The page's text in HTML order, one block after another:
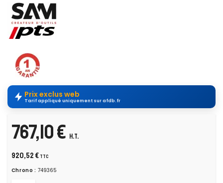
Prix exclus web
Tarif appliqué uniquement sur afdb.fr
767,10 € H.T.
920,52 € TTC
Chrono : 749365